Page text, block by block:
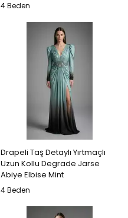
4 Beden
Drapeli Taş Detaylı Yırtmaçlı
Uzun Kollu Degrade Jarse
Abiye Elbise Mint
4 Beden